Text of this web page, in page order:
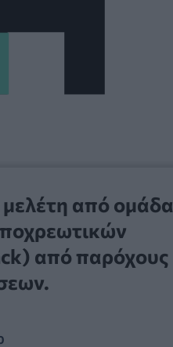
από ομάδα
από παρόχους